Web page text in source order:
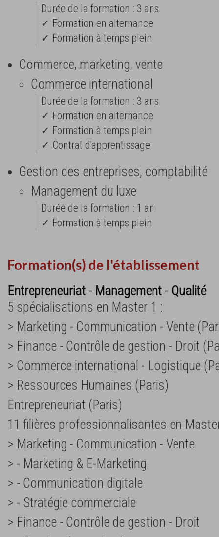
Durée de la formation : 3 ans
✓ Formation en alternance
✓ Formation à temps plein
Commerce, marketing, vente
Commerce international
Durée de la formation : 3 ans
✓ Formation en alternance
✓ Formation à temps plein
✓ Contrat d'apprentissage
Gestion des entreprises, comptabilité
Management du luxe
Durée de la formation : 1 an
✓ Formation à temps plein
Formation(s) de l'établissement
Entrepreneuriat - Management - Qualité
5 spécialisations en Master 1 :
> Marketing - Communication - Vente
> Finance - Contrôle de gestion - Droit
> Commerce international - Logistique
> Ressources Humaines (Paris)
Entrepreneuriat (Paris)
11 filières professionnalisantes en
> Marketing - Communication - Vente
> - Marketing & E-Marketing
> - Communication digitale
> - Stratégie commerciale
> Finance - Contrôle de gestion - Droit